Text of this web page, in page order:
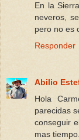
En la
neveros,
pero no es
Responder
Abilio
Hola
parecidas
conseguir
mas tiempo.